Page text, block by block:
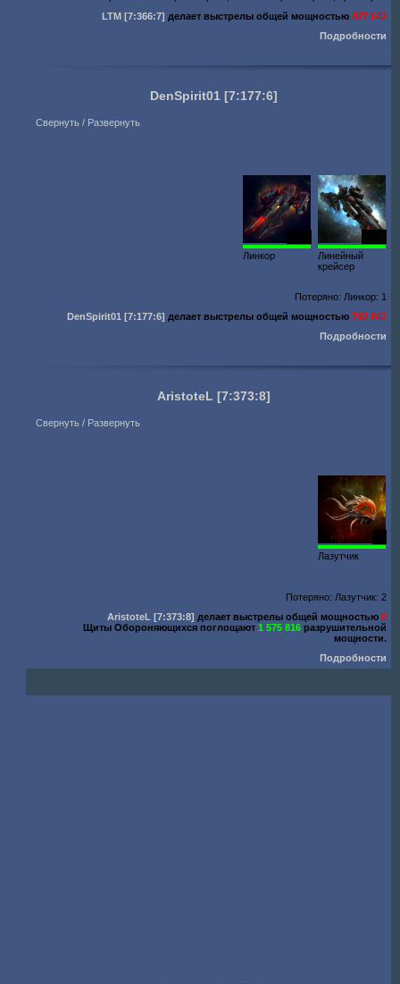
LTM [7:366:7] делает выстрелы общей мощностью427 642
Подробности
DenSpirit01 [7:177:6]
Свернуть / Развернуть
Линкор
Линейный
крейсер
Потеряно: Линкор: 1
DenSpirit01 [7:177:6] делает выстрелы общей мощностью792 842
Подробности
AristoteL [7:373:8]
Свернуть / Развернуть
Лазутчик
Потеряно: Лазутчик: 2
AristoteL [7:373:8] делает выстрелы общей мощностью0
Щиты Обороняющихся поглощают1 575 816 разрушительной
мощности.
Подробности